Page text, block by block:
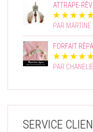
ATTRAPE-
PAR MARTINE
FORFAIT
PAR
SERVICE